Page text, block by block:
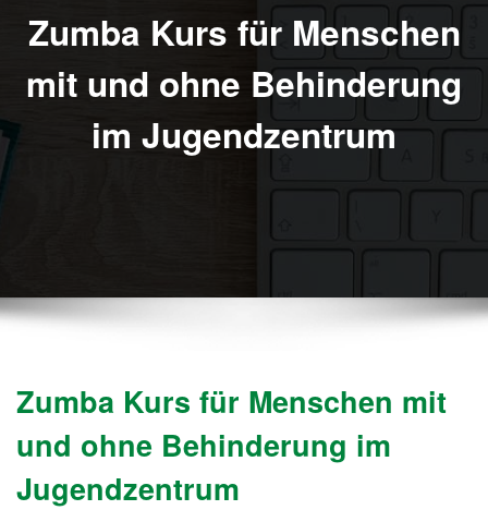
Zumba Kurs für Menschen
mit und ohne Behinderung
im Jugendzentrum
Zumba Kurs für Menschen mit
und ohne Behinderung im
Jugendzentrum